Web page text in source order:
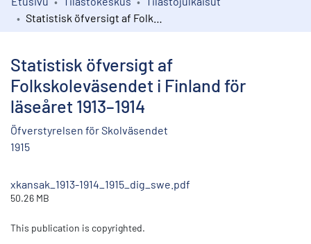
Kokoelmat
Statistisk öfversigt af
Folkskoleväsendet i Finland för
läseåret 1913–1914
Öfverstyrelsen för Skolväsendet
1915
xkansak_1913-1914_1915_dig_swe.pdf
50.26 MB
This publication is copyrighted.